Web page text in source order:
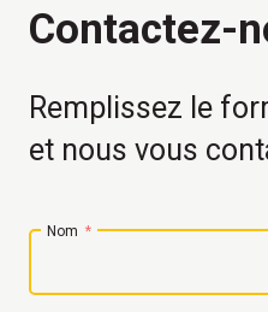
Contactez-
Remplissez le
et nous vous
Nom